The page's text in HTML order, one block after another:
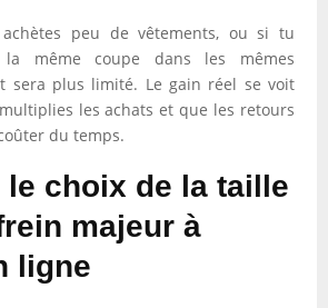
peu de vêtements, ou si tu
la même coupe dans les mêmes
sera plus limité. Le gain réel se voit
les achats et que les retours
du temps.
le choix de la taille
majeur à
ligne